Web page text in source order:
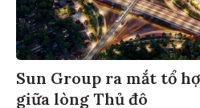
Sun Group ra mắt tổ
giữa lòng Thủ đô